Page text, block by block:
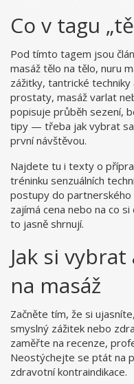
Co v tagu
Pod tímto tagem jsou
masáž tělo na tělo, nuru
zážitky, tantrické techniky
prostaty, masáž varlat
popisuje průběh sezení,
tipy — třeba jak vybrat
první návštěvou.
Najdete tu i texty o
tréninku senzuálních
postupy do partnerského
zajímá cena nebo na co
to jasně shrnují.
Jak si
na masáž
Začněte tím, že si
smyslný zážitek nebo
zaměřte na recenze,
Neostýchejte se ptát na
zdravotní kontraindikace.